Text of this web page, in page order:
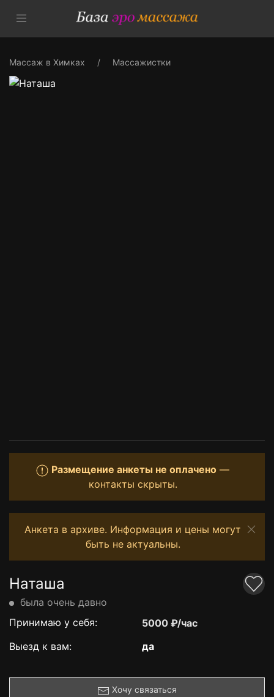
Массаж в Химках Массажистки
Размещение анкеты не оплачено —
контакты скрыты.
Анкета в архиве. Информация и цены могут
быть не актуальны.
Наташа
была очень давно
Принимаю у себя:
5000 ₽/час
Выезд к вам:
да
Хочу связаться